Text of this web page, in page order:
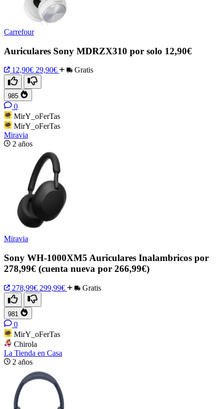
Carrefour
Auriculares Sony MDRZX310 por solo 12,90€
12,90€ 29,90€ Gratis
985
0
MirY_oFerTas
MirY_oFerTas
Miravia
2 años
Miravia
Sony WH-1000XM5 Auriculares Inalambricos por
278,99€ (cuenta nueva por 266,99€)
278,99€ 299,99€ Gratis
981
0
MirY_oFerTas
Chirola
La Tienda en Casa
2 años